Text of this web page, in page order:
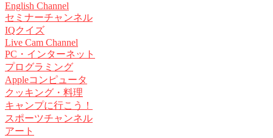
English Channel
セミナーチャンネル
IQクイズ
Live Cam Channel
PC・インターネット
プログラミング
Appleコンピュータ
クッキング・料理
キャンプに行こう！
スポーツチャンネル
アート